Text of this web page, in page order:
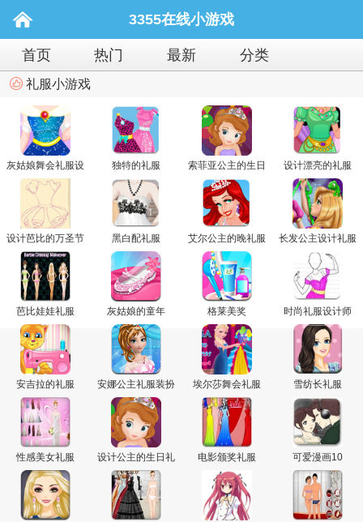
3355在线小游戏
首页 热门 最新 分类
礼服小游戏
灰姑娘舞会礼服设
计
独特的礼服
索菲亚公主的生日
礼服
设计漂亮的礼服
设计芭比的万圣节
礼服
黑白配礼服 艾尔公主的晚礼服 长发公主设计礼服
芭比娃娃礼服 灰姑娘的童年 格莱美奖 时尚礼服设计师
安吉拉的礼服 安娜公主礼服装扮 埃尔莎舞会礼服 雪纺长礼服
性感美女礼服
设计公主的生日礼
裙
电影颁奖礼服 可爱漫画10